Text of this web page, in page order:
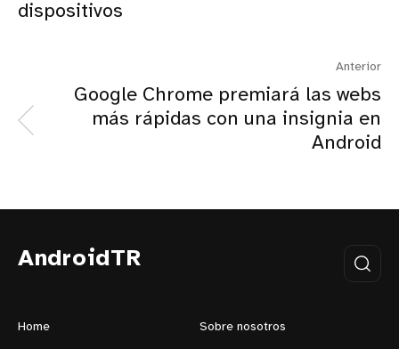
dispositivos
Anterior
Google Chrome premiará las webs
más rápidas con una insignia en
Android
AndroidTR
Home Sobre nosotros